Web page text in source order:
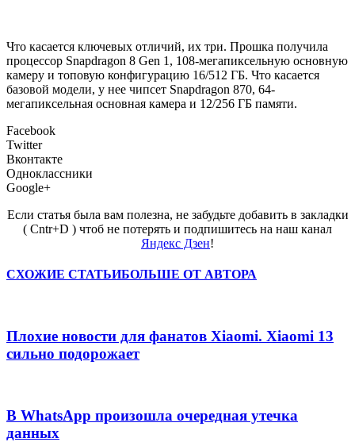
Что касается ключевых отличий, их три. Прошка получила
процессор Snapdragon 8 Gen 1, 108-мегапиксельную основную
камеру и топовую конфигурацию 16/512 ГБ. Что касается
базовой модели, у нее чипсет Snapdragon 870, 64-
мегапиксельная основная камера и 12/256 ГБ памяти.
Facebook
Twitter
Вконтакте
Одноклассники
Google+
Если статья была вам полезна, не забудьте добавить в закладки
( Cntr+D ) чтоб не потерять и подпишитесь на наш канал
Яндекс Дзен!
СХОЖИЕ СТАТЬИБОЛЬШЕ ОТ АВТОРА
Плохие новости для фанатов Xiaomi. Xiaomi 13
сильно подорожает
В WhatsApp произошла очередная утечка
данных